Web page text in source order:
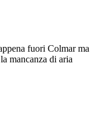
fuori Colmar ma
mancanza di aria